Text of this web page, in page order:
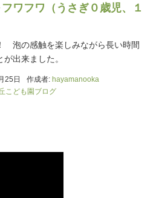
ワフワ（うさぎ０歳児、１
泡の感触を楽しみながら長い時間
出来ました。
25日 作成者: hayamanooka
こども園ブログ